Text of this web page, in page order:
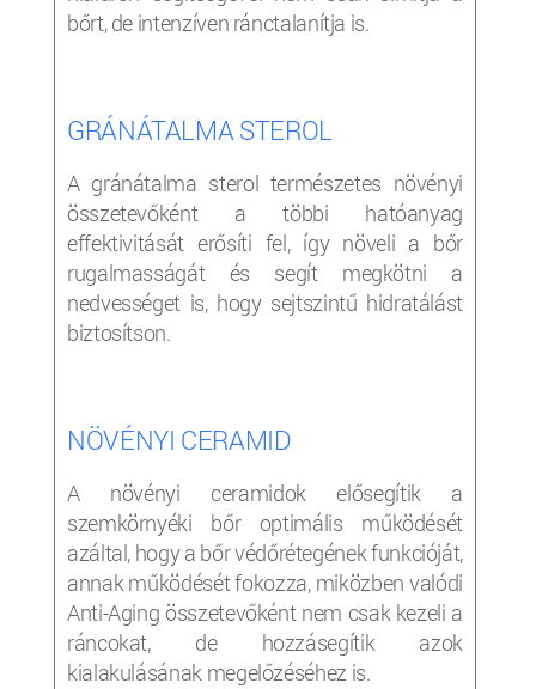
bőrt, de intenzíven ránctalanítja is.
GRÁNÁTALMA STEROL
A gránátalma sterol természetes növényi
összetevőként a többi hatóanyag
effektivitását erősíti fel, így növeli a bőr
rugalmasságát és segít megkötni a
nedvességet is, hogy sejtszintű hidratálást
biztosítson.
NÖVÉNYI CERAMID
A növényi ceramidok elősegítik a
szemkörnyéki bőr optimális működését
azáltal, hogy a bőr védőrétegének funkcióját,
annak működését fokozza, miközben valódi
Anti-Aging összetevőként nem csak kezeli a
ráncokat, de hozzásegítik azok
kialakulásának megelőzéséhez is.